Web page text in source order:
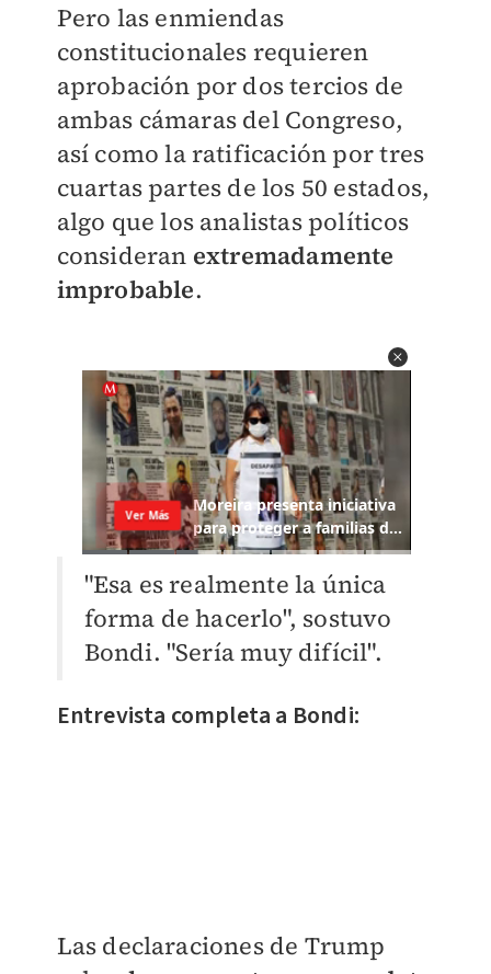
Pero las enmiendas
constitucionales requieren
aprobación por dos tercios de
ambas cámaras del Congreso,
así como la ratificación por tres
cuartas partes de los 50 estados,
algo que los analistas políticos
consideran extremadamente
improbable.
"Esa es realmente la única
forma de hacerlo", sostuvo
Bondi. "Sería muy difícil".
Entrevista completa a Bondi:
Las declaraciones de Trump